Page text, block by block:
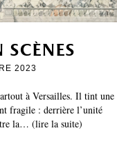
AU MAGAZINE
scènes
2023
à Versailles. Il tint une
fragile : derrière l’unité
la… (lire la suite)